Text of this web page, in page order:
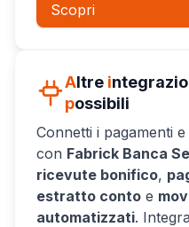
Scopri
Altre i
possibili
Connetti i pagamenti
con Fabrick Banca
ricevute bonifico,
estratto conto e
automatizzati. Integra